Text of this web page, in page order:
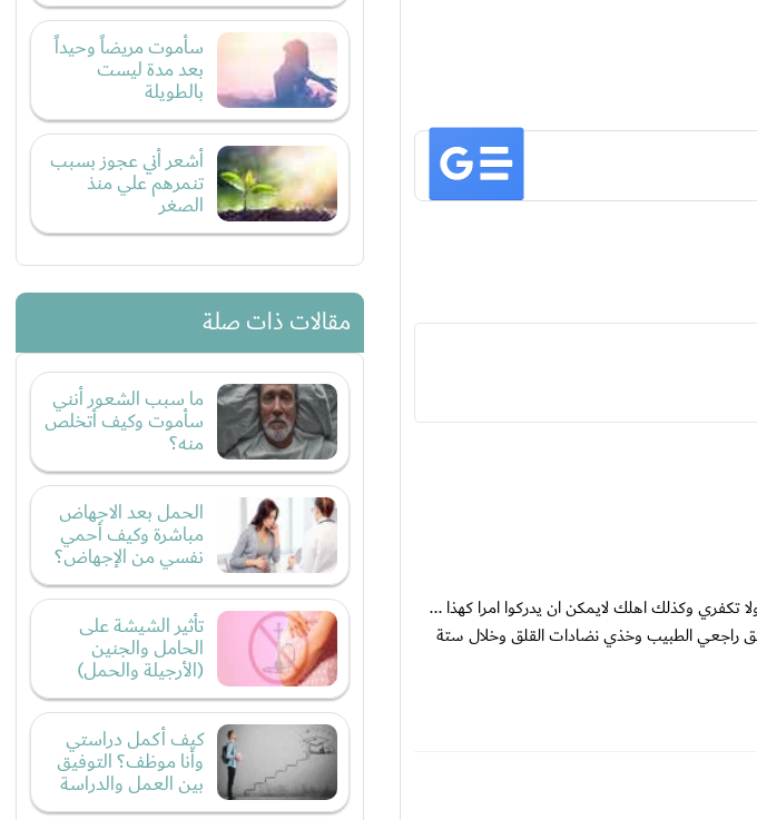
تكفري وكذلك اهلك لايمكن ان يدركوا امرا كهذا ...
راجعي الطبيب وخذي نضادات القلق وخلال ستة
سأموت مريضاً وحيداً
بعد مدة ليست
بالطويلة
أشعر أني عجوز بسبب
تنمرهم علي منذ
الصغر
مقالات ذات صلة
ما سبب الشعور أنني
سأموت وكيف أتخلص
منه؟
الحمل بعد الاجهاض
مباشرة وكيف أحمي
نفسي من الإجهاض؟
تأثير الشيشة على
الحامل والجنين
(الأرجيلة والحمل)
كيف أكمل دراستي
وأنا موظف؟ التوفيق
بين العمل والدراسة